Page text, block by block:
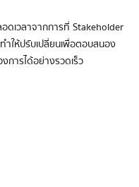
ดเวลาจากการที่ Stakeholder
ำให้ปรับเปลี่ยนเพื่อตอบสนอง
การได้อย่างรวดเร็ว